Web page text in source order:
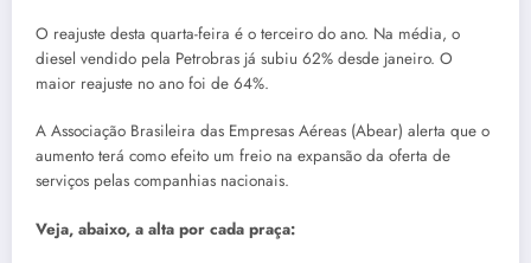
O reajuste desta quarta-feira é o terceiro do ano. Na média, o
diesel vendido pela Petrobras já subiu 62% desde janeiro. O
maior reajuste no ano foi de 64%.
A Associação Brasileira das Empresas Aéreas (Abear) alerta que o
aumento terá como efeito um freio na expansão da oferta de
serviços pelas companhias nacionais.
Veja, abaixo, a alta por cada praça: